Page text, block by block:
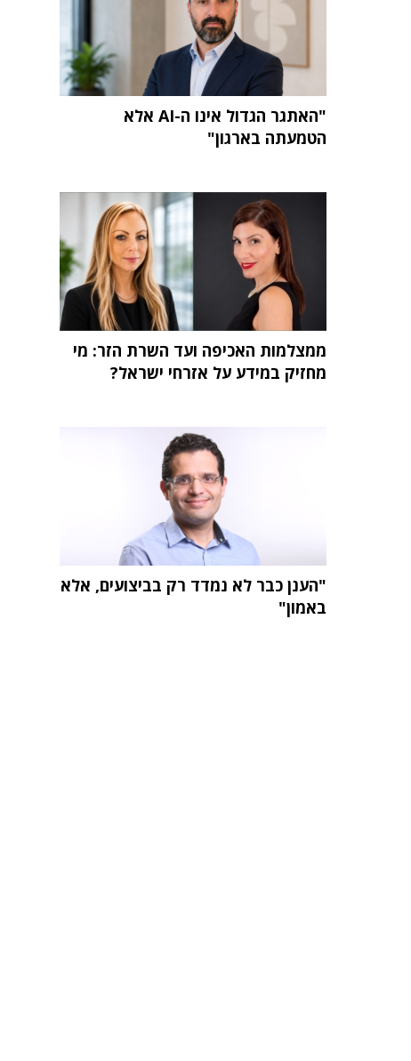
"האתגר הגדול אינו ה-AI אלא
הטמעתה בארגון"
ממצלמות האכיפה ועד השרת הזר: מי
מחזיק במידע על אזרחי ישראל?
"הענן כבר לא נמדד רק בביצועים, אלא
באמון"